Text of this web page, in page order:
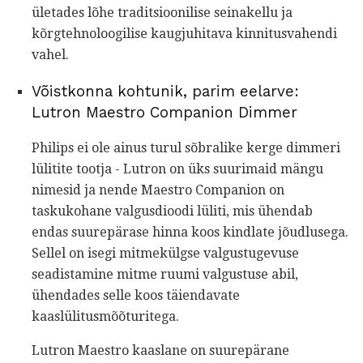
ületades lõhe traditsioonilise seinakellu ja
kõrgtehnoloogilise kaugjuhitava kinnitusvahendi
vahel.
Võistkonna kohtunik, parim eelarve:
Lutron Maestro Companion Dimmer
Philips ei ole ainus turul sõbralike kerge dimmeri
lülitite tootja - Lutron on üks suurimaid mängu
nimesid ja nende Maestro Companion on
taskukohane valgusdioodi lüliti, mis ühendab
endas suurepärase hinna koos kindlate jõudlusega.
Sellel on isegi mitmekülgse valgustugevuse
seadistamine mitme ruumi valgustuse abil,
ühendades selle koos täiendavate
kaaslülitusmõõturitega.
Lutron Maestro kaaslane on suurepärane